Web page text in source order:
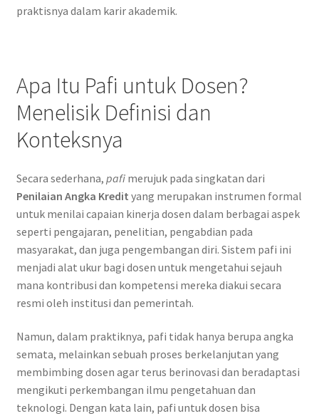
praktisnya dalam karir akademik.
Apa Itu Pafi untuk Dosen?
Menelisik Definisi dan
Konteksnya
Secara sederhana, pafimerujuk pada singkatan dari
Penilaian Angka Kredit yang merupakan instrumen formal
untuk menilai capaian kinerja dosen dalam berbagai aspek
seperti pengajaran, penelitian, pengabdian pada
masyarakat, dan juga pengembangan diri. Sistem pafi ini
menjadi alat ukur bagi dosen untuk mengetahui sejauh
mana kontribusi dan kompetensi mereka diakui secara
resmi oleh institusi dan pemerintah.
Namun, dalam praktiknya, pafi tidak hanya berupa angka
semata, melainkan sebuah proses berkelanjutan yang
membimbing dosen agar terus berinovasi dan beradaptasi
mengikuti perkembangan ilmu pengetahuan dan
teknologi. Dengan kata lain, pafi untuk dosen bisa